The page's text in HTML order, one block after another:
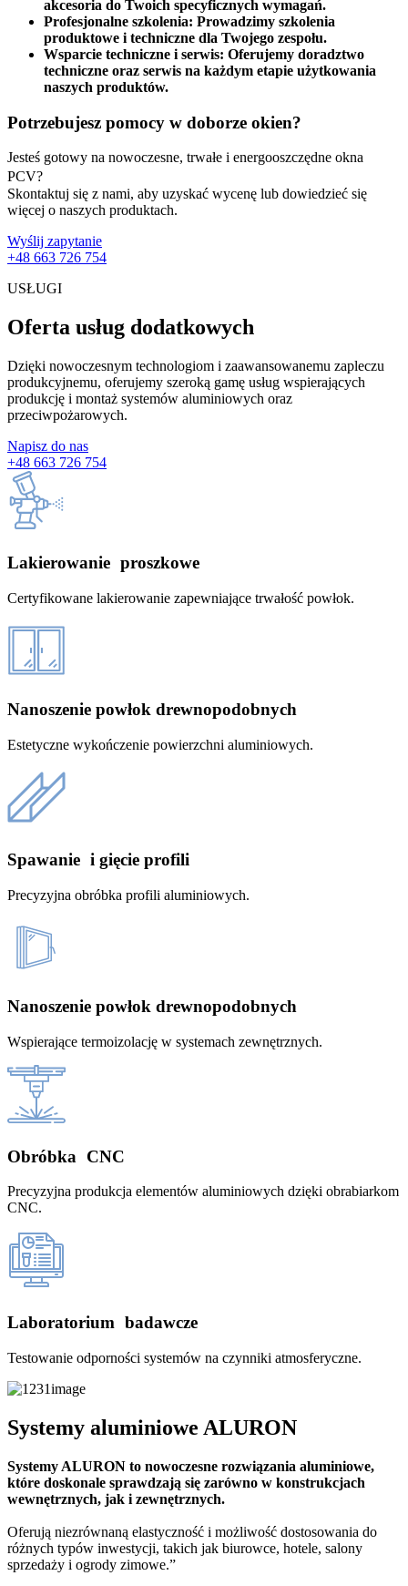
akcesoria do Twoich specyficznych wymagań.
Profesjonalne szkolenia: Prowadzimy szkolenia
produktowe i techniczne dla Twojego zespołu.
Wsparcie techniczne i serwis: Oferujemy doradztwo
techniczne oraz serwis na każdym etapie użytkowania
naszych produktów.
Potrzebujesz pomocy w doborze okien?
Jesteś gotowy na nowoczesne, trwałe i energooszczędne okna
PCV?
Skontaktuj się z nami, aby uzyskać wycenę lub dowiedzieć się
więcej o naszych produktach.
Wyślij zapytanie
+48 663 726 754
USŁUGI
Oferta usług dodatkowych
Dzięki nowoczesnym technologiom i zaawansowanemu zapleczu
produkcyjnemu, oferujemy szeroką gamę usług wspierających
produkcję i montaż systemów aluminiowych oraz
przeciwpożarowych.
Napisz do nas
+48 663 726 754
Lakierowanie proszkowe
Certyfikowane lakierowanie zapewniające trwałość powłok.
Nanoszenie powłok drewnopodobnych
Estetyczne wykończenie powierzchni aluminiowych.
Spawanie i gięcie profili
Precyzyjna obróbka profili aluminiowych.
Nanoszenie powłok drewnopodobnych
Wspierające termoizolację w systemach zewnętrznych.
Obróbka CNC
Precyzyjna produkcja elementów aluminiowych dzięki obrabiarkom
CNC.
Laboratorium badawcze
Testowanie odporności systemów na czynniki atmosferyczne.
Systemy aluminiowe ALURON
Systemy ALURON to nowoczesne rozwiązania aluminiowe,
które doskonale sprawdzają się zarówno w konstrukcjach
wewnętrznych, jak i zewnętrznych.
Oferują niezrównaną elastyczność i możliwość dostosowania do
różnych typów inwestycji, takich jak biurowce, hotele, salony
sprzedaży i ogrody zimowe.”